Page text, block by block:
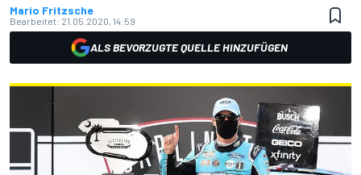
Mario Fritzsche
Bearbeitet: 21.05.2020, 14:59
ALS BEVORZUGTE QUELLE HINZUFÜGEN